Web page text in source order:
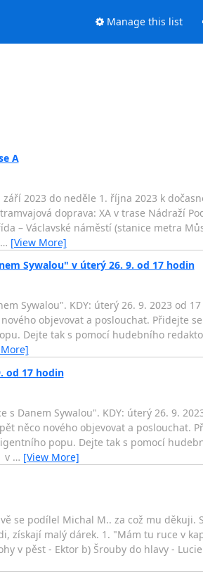
Manage this list
A
2023 do neděle 1. října 2023 k
doprava: XA v trase Nádraží
– Václavské náměstí (stanice metra
… [View More]
Sywalou" v úterý 26. 9. od 17 hodin
Sywalou". KDY: úterý 26. 9. 2023 od
objevovat a poslouchat. Přidejte
Dejte tak s pomocí hudebního
od 17 hodin
Danem Sywalou". KDY: úterý 26. 9.
něco nového objevovat a poslouchat.
popu. Dejte tak s pomocí
v … [View More]
se podílel Michal M.. za což mu děkuji.
získají malý dárek. 1. "Mám tu ruce v
v pěst - Ektor b) Šrouby do hlavy -